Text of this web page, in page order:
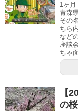
1ヶ月
青森
その
ちら
など
座談
ちゃ
【
の